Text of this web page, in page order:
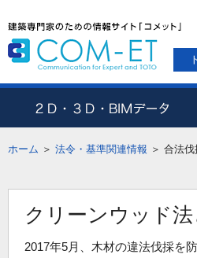
ホーム ＞ 法令・基準関連情報 ＞ 合法伐
クリーンウッド
2017年5月、木材の違法伐採を